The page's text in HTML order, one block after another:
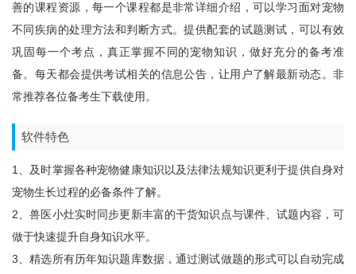
善的课程资源，每一个课程都是非常详细介绍，可以学习面对宠物
不同疾病的处理方法和判断方式。提供配套的试题测试，可以有效
巩固每一个考点，真正掌握不同的宠物知识，做好充分的备考准
备。每天都会提供考试相关的信息公告，让用户了解最新动态。非
常推荐各位备考生下载使用。
软件特色
1、及时掌握各种宠物健康知识以及法律法规知识更利于提供自身对
宠物生长过程的必备条件了解。
2、兽医小灶实时同步更新丰富的干货知识点与课件、试题内容，可
做于快速提升自身知识水平。
3、精选所有历年知识题库数据，通过测试做题的形式可以自动完成